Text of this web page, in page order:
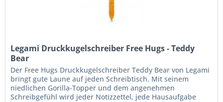
Legami Druckkugelschreiber Free Hugs - Teddy
Bear
Der Free Hugs Druckkugelschreiber Teddy Bear von Legami
bringt gute Laune auf jeden Schreibtisch. Mit seinem
niedlichen Gorilla-Topper und dem angenehmen
Schreibgefühl wird jeder Notizzettel, jede Hausaufgabe